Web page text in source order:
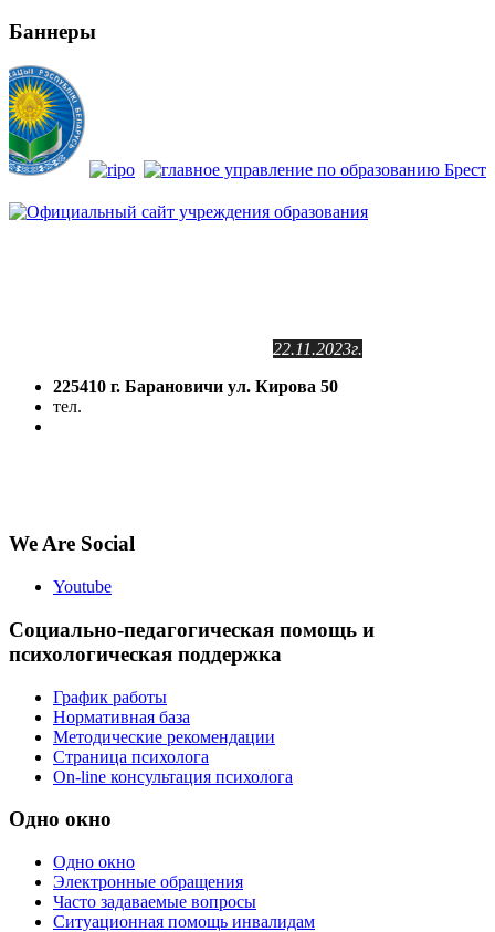
Баннеры
22.11.2023г.
225410 г. Барановичи ул. Кирова 50
тел.
We Are Social
Youtube
Социально-педагогическая помощь и
психологическая поддержка
График работы
Нормативная база
Методические рекомендации
Страница психолога
On-line консультация психолога
Одно окно
Одно окно
Электронные обращения
Часто задаваемые вопросы
Ситуационная помощь инвалидам